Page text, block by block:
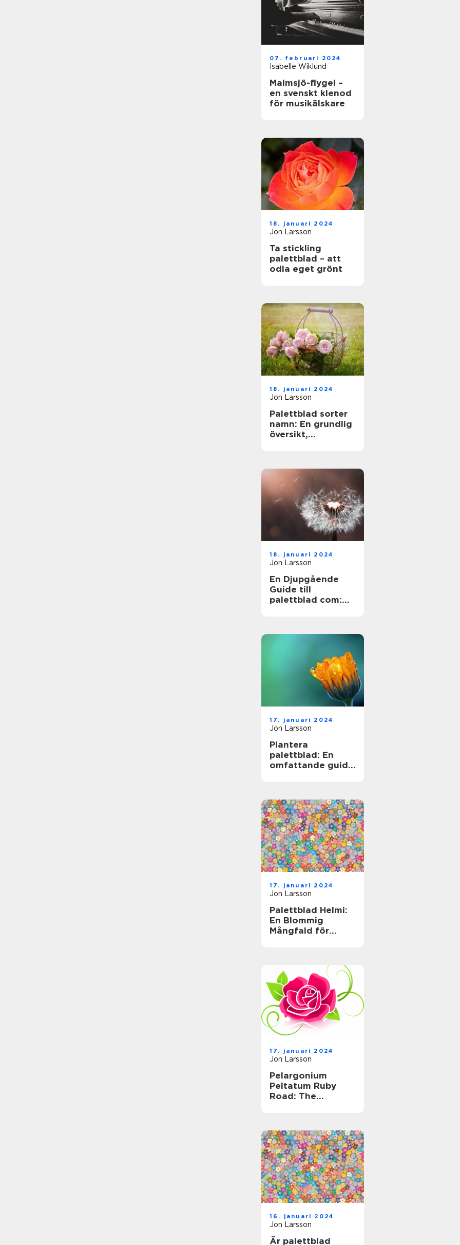
07. februari 2024
Isabelle Wiklund
Malmsjö-flygel –
en svenskt klenod
för musikälskare
18. januari 2024
Jon Larsson
Ta stickling
palettblad – att
odla eget grönt
18. januari 2024
Jon Larsson
Palettblad sorter
namn: En grundlig
översikt,
18. januari 2024
Jon Larsson
En Djupgående
Guide till
palettblad com:
17. januari 2024
Jon Larsson
Plantera
palettblad: En
omfattande guide
17. januari 2024
Jon Larsson
Palettblad Helmi:
En Blommig
Mångfald för
17. januari 2024
Jon Larsson
Pelargonium
Peltatum Ruby
Road: The
16. januari 2024
Jon Larsson
Är palettblad